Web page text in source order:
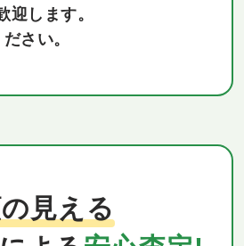
迎します。
さい。
見える